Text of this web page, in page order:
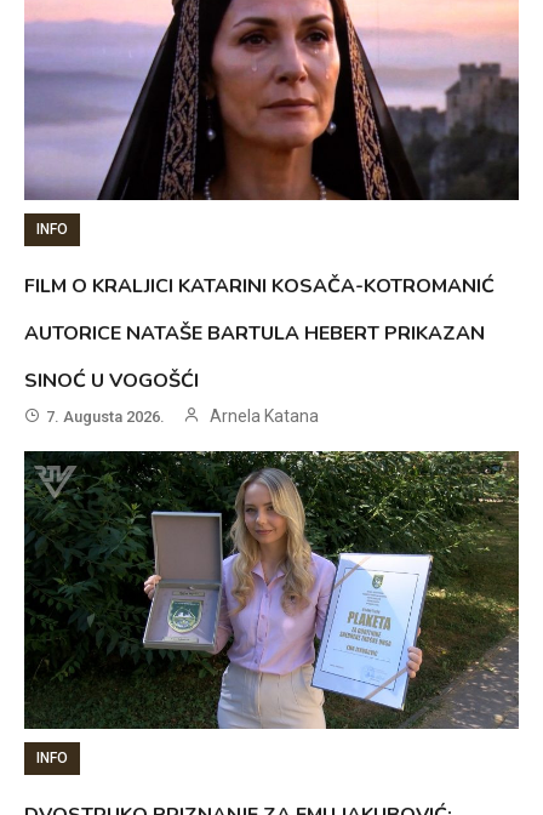
INFO
FILM O KRALJICI KATARINI KOSAČA-KOTROMANIĆ
AUTORICE NATAŠE BARTULA HEBERT PRIKAZAN
SINOĆ U VOGOŠĆI
7. Augusta 2026. Arnela Katana
INFO